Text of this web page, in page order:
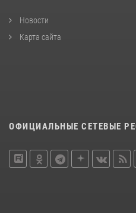
Новости
Карта сайта
ОФИЦИАЛЬНЫЕ СЕТЕВЫЕ